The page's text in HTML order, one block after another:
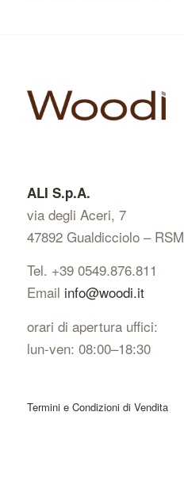
ALI S.p.A.
via degli Aceri, 7
47892 Gualdicciolo – RSM
Tel. +39 0549.876.811
Email info@woodi.it
orari di apertura uffici:
lun-ven: 08:00–18:30
Termini e Condizioni di Vendita